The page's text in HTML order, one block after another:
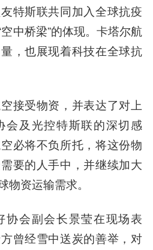
特斯联共同加入全球抗疫
中桥梁”的体现。卡塔尔航
，也展现着科技在全球抗
接受物资，并表达了对上
会及光控特斯联的深切感
必将不负所托，将这份物
要的人手中，并继续加大
资运输需求。
协会副会长景莹在现场表
曾经雪中送炭的善举，对